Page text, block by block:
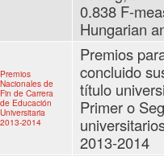
0.838 F-
Hungarian
Premios
Nacionales de
Fin de Carrera
de Educación
Universitaria
2013-2014
Premios
concluido
título
Primer o
2013-2014